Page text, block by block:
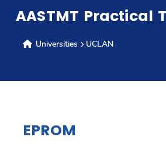
Consultancy
AASTMT Practical
Universities UCLAN
EPROM